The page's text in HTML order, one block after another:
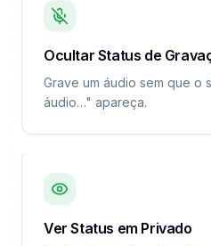
Ocultar Status de
Grave um áudio sem que o
áudio…" apareça.
Ver Status em Privado